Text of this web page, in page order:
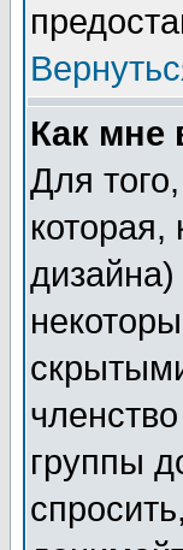
Как мне
Для
которая,
группы